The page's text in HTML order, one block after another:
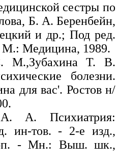
сестры по
Б. А. Беренбейн,
и др.; Под ред.
М.: Медицина, 1989.
М.,Зубахина Т. В.
болезни.
для вас'. Ростов н/
А. Психиатрия:
ин-тов. - 2-е изд.,
- Мн.: Выш. шк.,